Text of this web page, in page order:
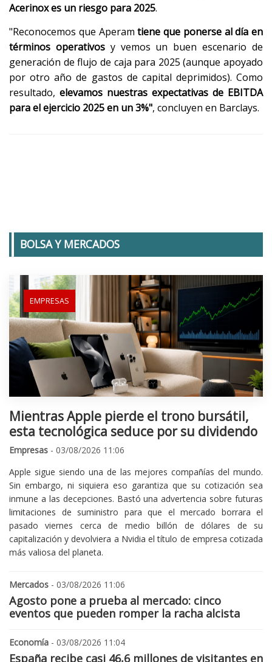
Acerinox es un riesgo para 2025.
"Reconocemos que Aperam tiene que ponerse al día en
términos operativosy vemos un buen escenario de
generación de flujo de caja para 2025 (aunque apoyado
por otro año de gastos de capital deprimidos). Como
resultado, elevamos nuestras expectativas de EBITDA
para el ejercicio 2025 en un 3%", concluyen en Barclays.
BOLSA Y MERCADOS
EMPRESAS
Mientras Apple pierde el trono bursátil,
esta tecnológica seduce por su dividendo
Empresas - 03/08/2026 11:06
Apple sigue siendo una de las mejores compañías del mundo.
Sin embargo, ni siquiera eso garantiza que su cotización sea
inmune a las decepciones. Bastó una advertencia sobre futuras
limitaciones de suministro para que el mercado borrara el
pasado viernes cerca de medio billón de dólares de su
capitalización y devolviera a Nvidia el título de empresa cotizada
más valiosa del planeta.
Mercados - 03/08/2026 11:06
Agosto pone a prueba al mercado: cinco
eventos que pueden romper la racha alcista
Economía - 03/08/2026 11:04
España recibe casi 46,6 millones de visitantes en